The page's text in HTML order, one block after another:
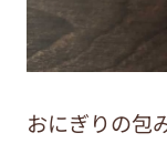
おにぎりの包